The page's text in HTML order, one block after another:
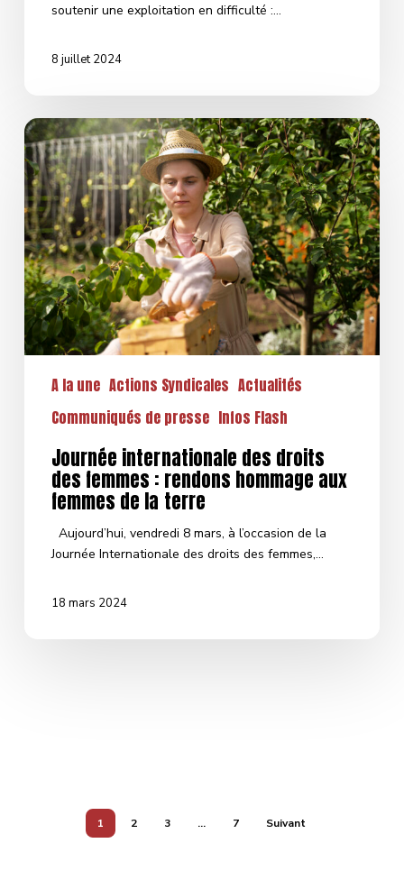
soutenir une exploitation en difficulté :…
8 juillet 2024
Journée
internationale
des
droits
des
femmes
:
rendons
hommage
aux
femmes
de
A la une Actions Syndicales Actualités
Communiqués de presse Infos Flash
Journée internationale des droits
des femmes : rendons hommage aux
femmes de la terre
Aujourd’hui, vendredi 8 mars, à l’occasion de la
Journée Internationale des droits des femmes,…
18 mars 2024
1 2 3 … 7 Suivant